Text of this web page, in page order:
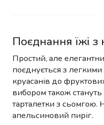
Поєднання їжі з
Простий, але
поєднується з
круасанів до
вибором також
тарталетки з
апельсиновий пиріг.